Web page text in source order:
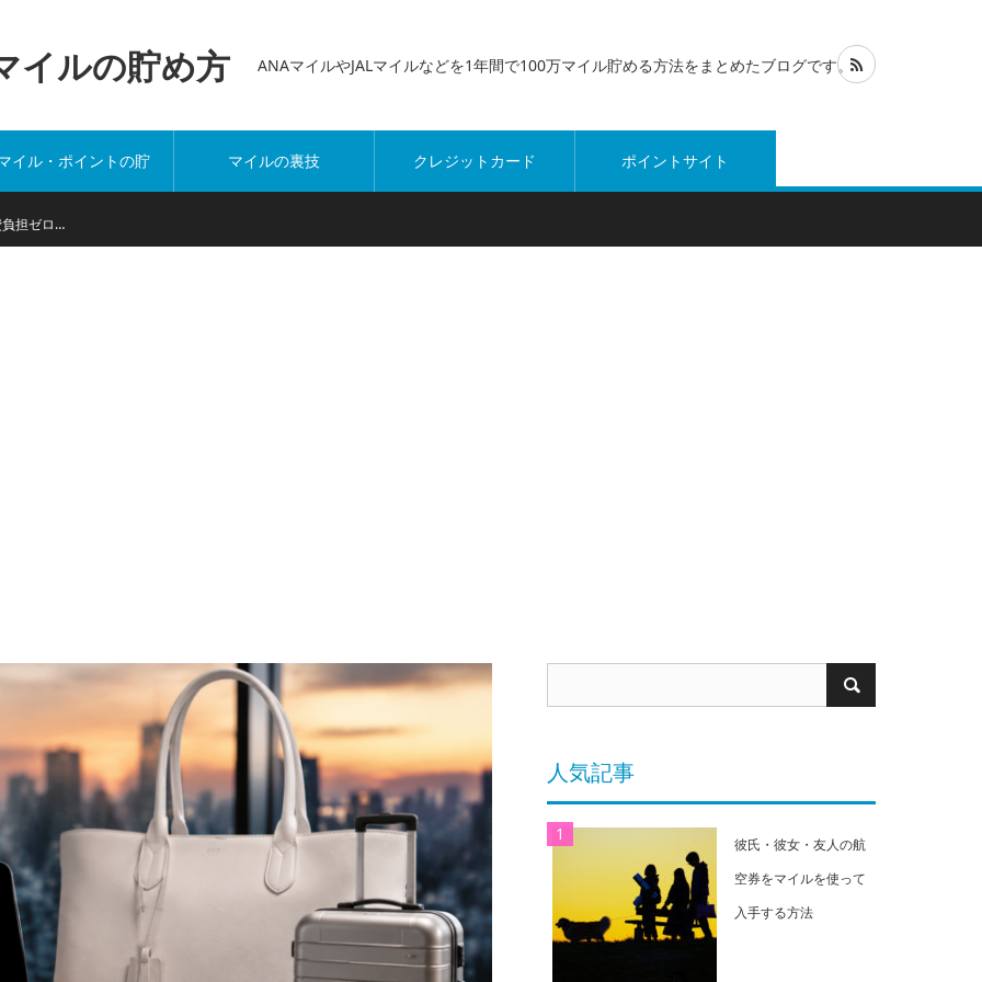
イルの貯め方 ANAマイルやJALマイルなどを1年間で100万マイル貯める方法をまとめたブログです。
イル・ポイントの貯
め方
マイルの裏技 クレジットカード ポイントサイト
負担ゼロ…
人気記事
彼氏・彼女・友人の航
空券をマイルを使って
入手する方法